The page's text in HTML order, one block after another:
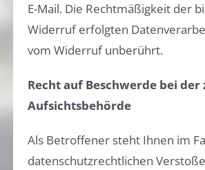
E-Mail. Die Rechtmäßigkeit der
Widerruf erfolgten
vom Widerruf unberührt.
Recht auf Beschwerde bei der
Aufsichtsbehörde
Als Betroffener steht Ihnen im
datenschutzrechtlichen